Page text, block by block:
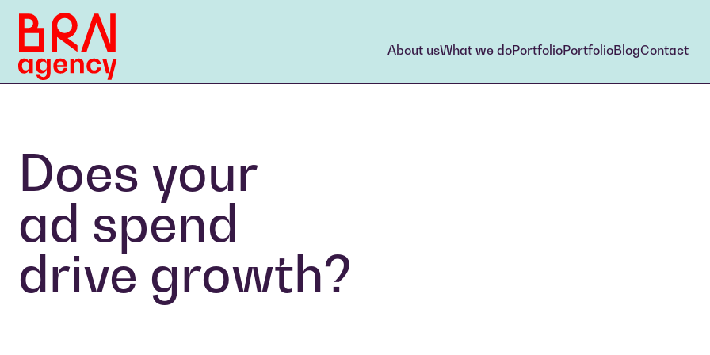
About usWhat we doPortfolioPortfolioBlogContact
Does your
ad spend
drive growth?